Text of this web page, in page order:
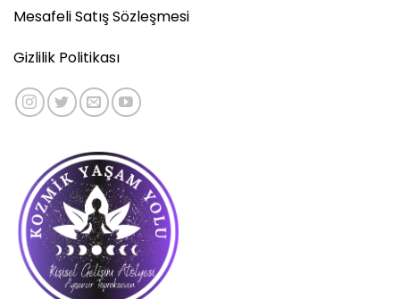
Mesafeli Satış Sözleşmesi
Gizlilik Politikası